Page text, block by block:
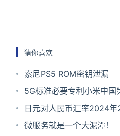
猜你喜欢
索尼PS5 ROM密钥泄漏
5G标准必要专利小米中
日元对人民币汇率2024年
微服务就是一个大泥潭！